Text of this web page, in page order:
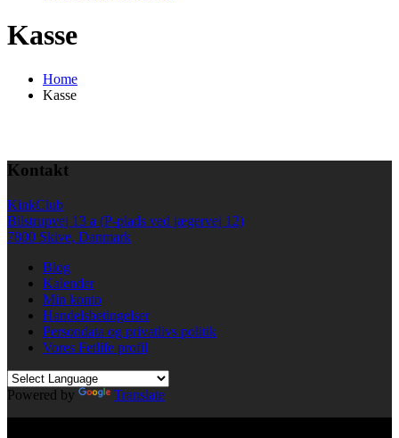
Kasse
Home
Kasse
Kontakt
KinkClub
Bilstrupvej 13 a (P-plads ved jægervej 12)
7800 Skive, Danmark
Blog
Kalender
Min konto
Handelsbetingelser
Persondata og privatlivs politik
Vores Fetlife profil
Powered by
Translate